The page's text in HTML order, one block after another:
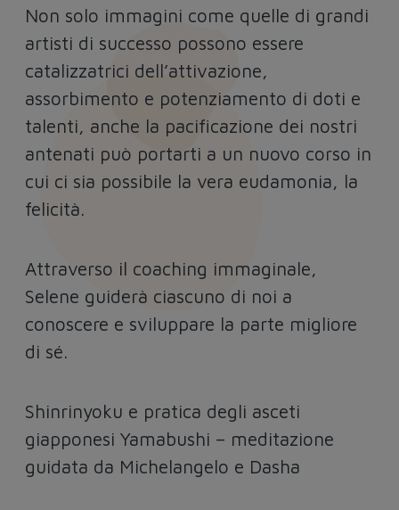
Non solo immagini come quelle di grandi
artisti di successo possono essere
catalizzatrici dell’attivazione,
assorbimento e potenziamento di doti e
talenti, anche la pacificazione dei nostri
antenati può portarti a un nuovo corso in
cui ci sia possibile la vera eudamonia, la
felicità.
Attraverso il coaching immaginale,
Selene guiderà ciascuno di noi a
conoscere e sviluppare la parte migliore
di sé.
Shinrinyoku e pratica degli asceti
giapponesi Yamabushi – meditazione
guidata da Michelangelo e Dasha